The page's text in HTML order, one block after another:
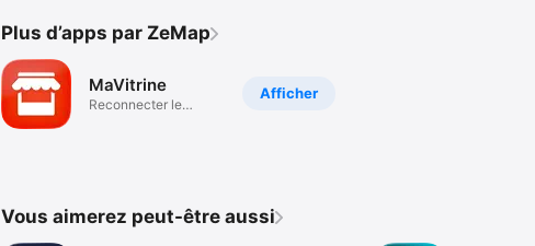
Plus d’apps par ZeMap
Afficher
MaVitrine
Reconnecter le
Vous aimerez peut-être aussi